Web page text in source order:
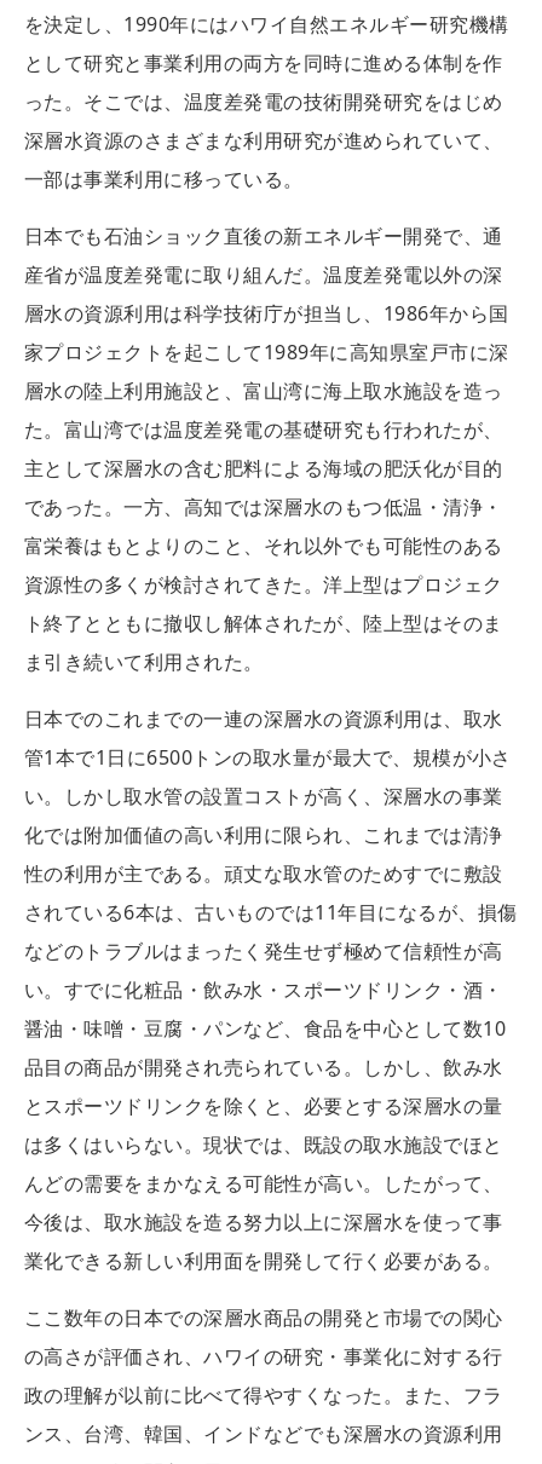
を決定し、1990年にはハワイ自然エネルギー研究機構
として研究と事業利用の両方を同時に進める体制を作
った。そこでは、温度差発電の技術開発研究をはじめ
深層水資源のさまざまな利用研究が進められていて、
一部は事業利用に移っている。
日本でも石油ショック直後の新エネルギー開発で、通
産省が温度差発電に取り組んだ。温度差発電以外の深
層水の資源利用は科学技術庁が担当し、1986年から国
家プロジェクトを起こして1989年に高知県室戸市に深
層水の陸上利用施設と、富山湾に海上取水施設を造っ
た。富山湾では温度差発電の基礎研究も行われたが、
主として深層水の含む肥料による海域の肥沃化が目的
であった。一方、高知では深層水のもつ低温・清浄・
富栄養はもとよりのこと、それ以外でも可能性のある
資源性の多くが検討されてきた。洋上型はプロジェク
ト終了とともに撤収し解体されたが、陸上型はそのま
ま引き続いて利用された。
日本でのこれまでの一連の深層水の資源利用は、取水
管1本で1日に6500トンの取水量が最大で、規模が小さ
い。しかし取水管の設置コストが高く、深層水の事業
化では附加価値の高い利用に限られ、これまでは清浄
性の利用が主である。頑丈な取水管のためすでに敷設
されている6本は、古いものでは11年目になるが、損傷
などのトラブルはまったく発生せず極めて信頼性が高
い。すでに化粧品・飲み水・スポーツドリンク・酒・
醤油・味噌・豆腐・パンなど、食品を中心として数10
品目の商品が開発され売られている。しかし、飲み水
とスポーツドリンクを除くと、必要とする深層水の量
は多くはいらない。現状では、既設の取水施設でほと
んどの需要をまかなえる可能性が高い。したがって、
今後は、取水施設を造る努力以上に深層水を使って事
業化できる新しい利用面を開発して行く必要がある。
ここ数年の日本での深層水商品の開発と市場での関心
の高さが評価され、ハワイの研究・事業化に対する行
政の理解が以前に比べて得やすくなった。また、フラ
ンス、台湾、韓国、インドなどでも深層水の資源利用